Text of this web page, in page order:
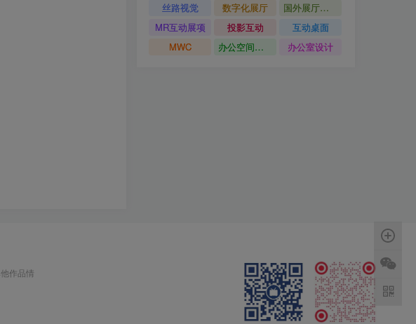
丝路视觉
数字化展厅
国外展厅案例
MR互动展项
投影互动
互动桌面
MWC
办公空间设计 办公室设计
作品情